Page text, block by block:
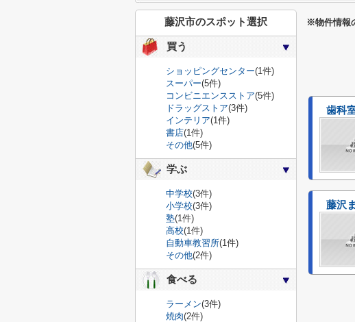
※物件情報
歯科
藤沢
藤沢市のスポット選択
買う
ショッピングセンター(1件)
スーパー(5件)
コンビニエンスストア(5件)
ドラッグストア(3件)
インテリア(1件)
書店(1件)
その他(5件)
学ぶ
中学校(3件)
小学校(3件)
塾(1件)
高校(1件)
自動車教習所(1件)
その他(2件)
食べる
ラーメン(3件)
焼肉(2件)